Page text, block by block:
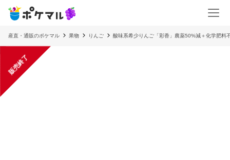
産直・通販のポケマル 果物 りんご 酸味系希少りんご「彩香」農薬50%減＋化学肥料
販売終了